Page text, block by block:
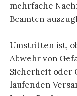
mehrfache
Beamten
Umstritten ist,
Abwehr von
Sicherheit oder
laufenden